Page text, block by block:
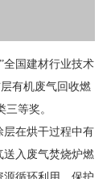
国建材行业技术
有机废气回收燃
等奖。
在烘干过程中有
送入废气焚烧炉燃